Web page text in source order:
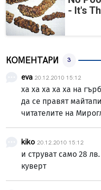
- It's
КОМЕНТАРИ 3
eva 20.12.2010 15:12
ха ха ха ха ха на
да се правят
читателите на
kiko 20.12.2010 15:12
и струват само 28
куверт